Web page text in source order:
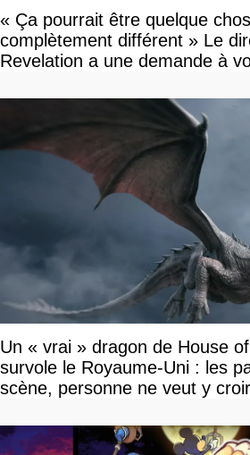
« Ça pourrait être quelque
complètement différent » Le
Revelation a une demande à
Un « vrai » dragon de House
survole le Royaume-Uni : les
scène, personne ne veut y